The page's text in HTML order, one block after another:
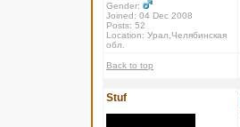
Gender:
Joined: 04 Dec 2008
Posts: 52
Location: Урал,Челябинская
обл.
Back to top
Stuf